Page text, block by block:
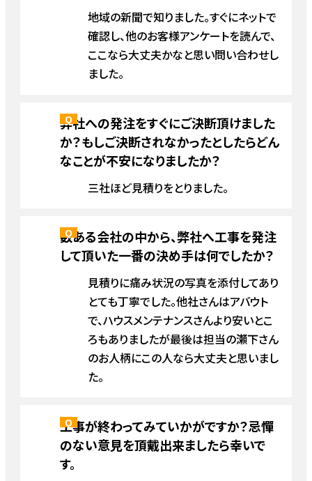
地域の新聞で知りました。すぐにネットで
確認し、他のお客様アンケートを読んで、
ここなら大丈夫かなと思い問い合わせし
ました。
弊社への発注をすぐにご決断頂けました
か？もしご決断されなかったとしたらどん
なことが不安になりましたか？
三社ほど見積りをとりました。
数ある会社の中から、弊社へ工事を発注
して頂いた一番の決め手は何でしたか？
見積りに痛み状況の写真を添付してあり
とても丁寧でした。他社さんはアバウト
で、ハウスメンテナンスさんより安いとこ
ろもありましたが最後は担当の瀬下さん
のお人柄にこの人なら大丈夫と思いまし
た。
工事が終わってみていかがですか？忌憚
のない意見を頂戴出来ましたら幸いで
す。